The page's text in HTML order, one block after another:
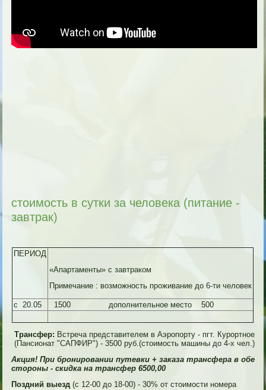
стоимость в сутки за человека (питание -
завтрак)
ПЕРИОД
«Апартаменты» с завтраком
Примечание : возможность проживание до 6-ти человек
с 20.05 1500 дополнительное место 500
Трансфер: Встреча представителем в Аэропорту - пгт. Курортное
(Пансионат "САПФИР") - 3500 руб.(стоимость машины до 4-х чел.)
Акция! При бронировании путевки + заказа трансфера в обе
стороны - скидка на трансфер 6500,00
Поздний выезд (с 12-00 до 18-00) - 30% от стоимости номера